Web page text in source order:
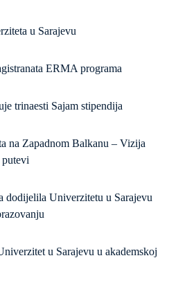
u Sarajevu
ERMA programa
trinaesti Sajam stipendija
na Zapadnom Balkanu – Vizija
Univerzitetu u Sarajevu
u Sarajevu u akademskoj